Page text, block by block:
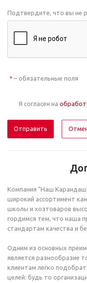
Подтвердите, что вы не
* – обязательные поля
Я согласен на
Компания "Наш
широкий ассортимент
школы и хозтоваров
гордимся тем, что наша
стандартам качества и
Одним из основных
является разнообразие
клиентам легко
целей: будь то